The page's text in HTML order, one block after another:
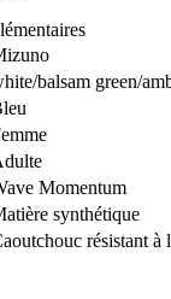
balsam green/
Momentum
synthétique
résistant à